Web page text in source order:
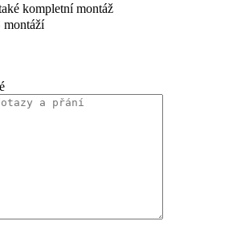
kompletní montáž
montáží